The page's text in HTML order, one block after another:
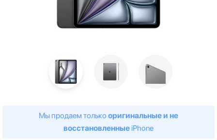
Мы продаем только оригинальные и не
восстановленные iPhone